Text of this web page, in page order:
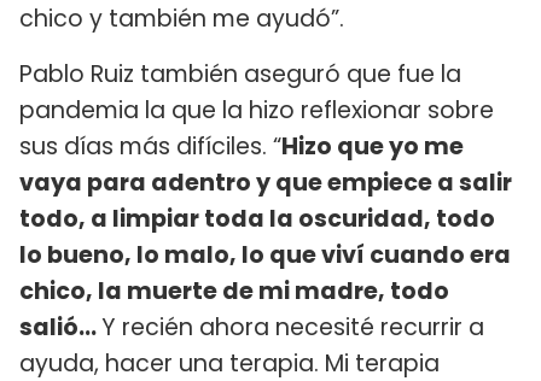
chico y también me ayudó”.
Pablo Ruiz también aseguró que fue la
pandemia la que la hizo reflexionar sobre
sus días más difíciles. “Hizo que yo me
vaya para adentro y que empiece a salir
todo, a limpiar toda la oscuridad, todo
lo bueno, lo malo, lo que viví cuando era
chico, la muerte de mi madre, todo
salió...Y recién ahora necesité recurrir a
ayuda, hacer una terapia. Mi terapia